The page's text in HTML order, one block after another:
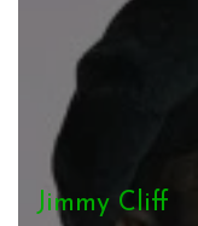
Jimmy Cliff